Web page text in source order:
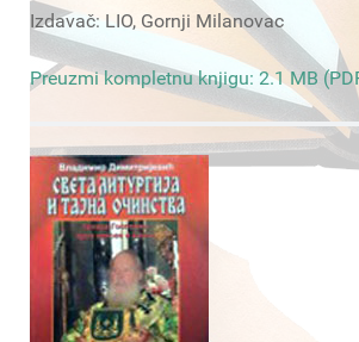
Izdavač: LIO, Gornji Milanovac
Preuzmi kompletnu knjigu: 2.1 MB